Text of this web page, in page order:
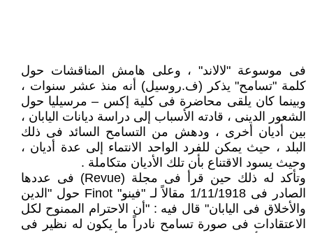
فى موسوعة "لالاند" ، وعلى هامش المناقشات حول
كلمة "تسامح" يذكر (ف.روسيل) أنه منذ عشر سنوات ،
وبينما كان يلقى محاضرة فى كلية إكس – مرسيليا حول
الشعور الدينى ، قادته الأسباب إلى دراسة ديانات اليابان ،
بين أديان أخرى ، ودهش من التسامح السائد فى ذلك
البلد ، حيث يمكن للفرد الواحد الانتماء إلى عدة أديان ،
وحيث يسود الاقتناع بأن تلك الأديان متكاملة .
وتأكد له ذلك حين قرأ فى مجلة (Revue) فى عددها
الصادر فى 1/11/1918 مقالاً لـ "فينو" Finot حول "الدين
والأخلاق فى اليابان" قال فيه : "أن الاحترام الممنوح لكل
الاعتقادات فى صورة تسامح نادراً ما يكون له نظير فى